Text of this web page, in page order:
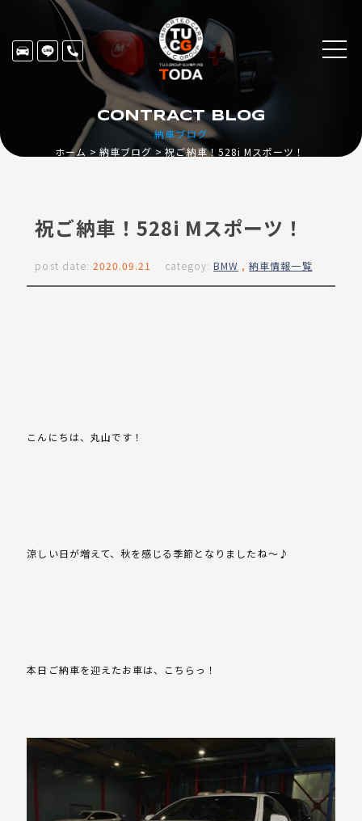
納車ブログ
CONTRACT BLOG
ホーム 納車ブログ 祝ご納車！528i Mスポーツ！
祝ご納車！528i Mスポーツ！
post date: 2020.09.21 categoy: BMW ,納車情報一覧
こんにちは、丸山です！
涼しい日が増えて、秋を感じる季節となりましたね～♪
本日ご納車を迎えたお車は、こちらっ！